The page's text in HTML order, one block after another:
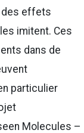
des effets
imitent. Ces
dans de
particulier
Molecules –